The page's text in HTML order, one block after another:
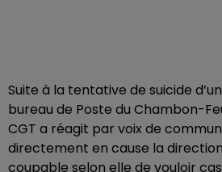
Suite à la tentative de suicide
bureau de Poste du Chambon-
CGT a réagit par voix de
directement en cause la
coupable selon elle de vouloir